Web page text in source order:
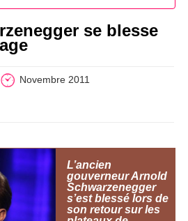
se blesse
Novembre 2011
L’ancien
gouverneur Arnold
Schwarzenegger
s’est blessé lors de
son retour sur les